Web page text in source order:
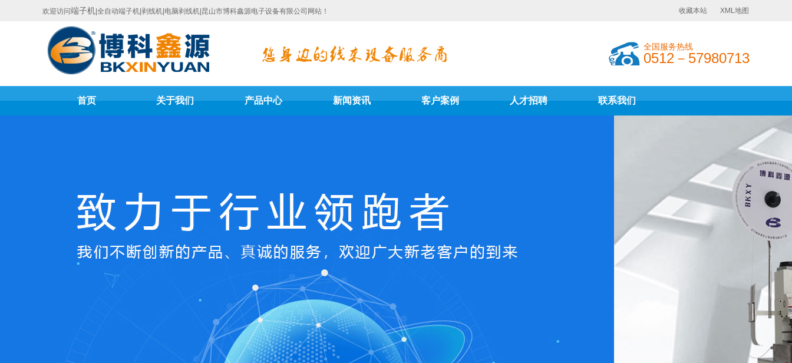
欢迎访问端子机 |全自动端子机|剥线机|电脑剥线机|昆山市博科鑫源电子设备有限公司网站！ 收藏本站 XML地图
全国服务热线
0512－57980713
首页 关于我们 产品中心 新闻资讯 客户案例 人才招聘 联系我们